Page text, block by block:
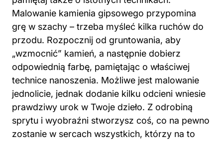
Malowanie kamienia gipsowego przypomina
grę w szachy – trzeba myśleć kilka ruchów do
przodu. Rozpocznij od gruntowania, aby
„wzmocnić” kamień, a następnie dobierz
odpowiednią farbę, pamiętając o właściwej
technice nanoszenia. Możliwe jest malowanie
jednolicie, jednak dodanie kilku odcieni wniesie
prawdziwy urok w Twoje dzieło. Z odrobiną
sprytu i wyobraźni stworzysz coś, co na pewno
zostanie w sercach wszystkich, którzy na to